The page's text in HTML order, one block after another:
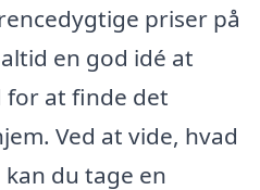
priser på
en god idé at
for at finde det
Ved at vide, hvad
du tage en